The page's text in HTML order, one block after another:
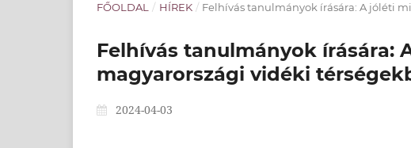
FŐOLDAL / HÍREK / Felhívás tanulmányok írására: A jóléti
Felhívás tanulmányok írására:
magyarországi vidéki
2024-04-03